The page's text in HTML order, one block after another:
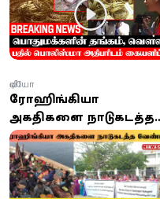
ரோஹிங்கியா
அகதிகளை நாடுகடத்த
வேண்டாம் என கோரி
போராட்டம்
வீடியோ